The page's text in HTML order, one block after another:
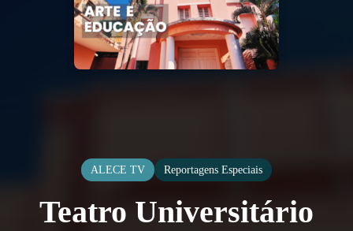
ALECE TV Reportagens Especiais
Teatro Universitário